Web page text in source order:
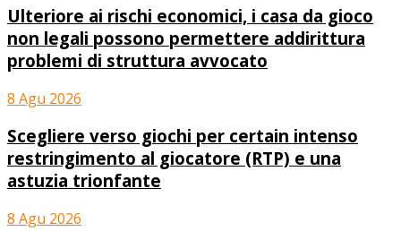
Ulteriore ai rischi economici, i casa da gioco
non legali possono permettere addirittura
problemi di struttura avvocato
8 Agu 2026
Scegliere verso giochi per certain intenso
restringimento al giocatore (RTP) e una
astuzia trionfante
8 Agu 2026